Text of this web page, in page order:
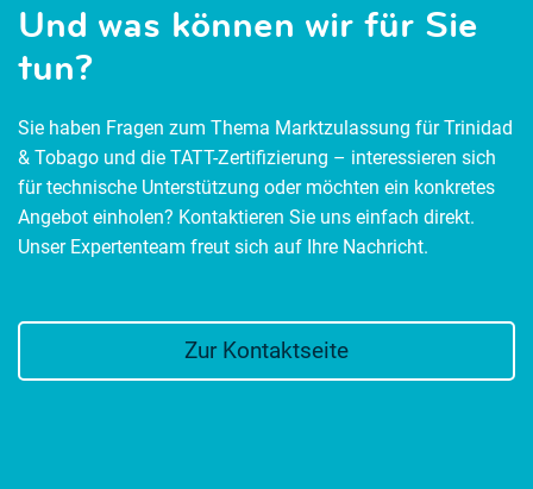
Und was können wir für Sie
tun?
Sie haben Fragen zum Thema Marktzulassung für Trinidad
& Tobago und die TATT-Zertifizierung – interessieren sich
für technische Unterstützung oder möchten ein konkretes
Angebot einholen? Kontaktieren Sie uns einfach direkt.
Unser Expertenteam freut sich auf Ihre Nachricht.
Zur Kontaktseite